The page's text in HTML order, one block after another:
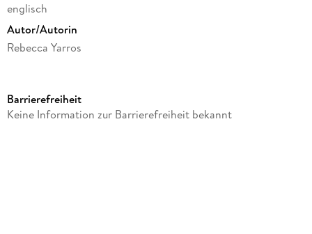
englisch
Autor/Autorin
Rebecca Yarros
Produktart
Barrierefreiheit
Keine Information zur Barrierefreiheit bekannt